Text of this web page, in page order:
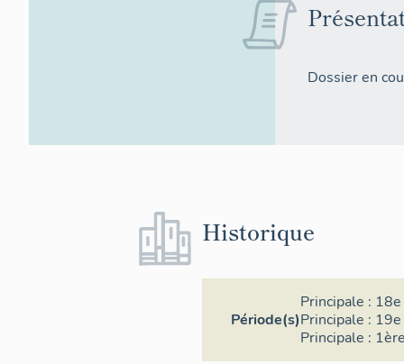
Dossier en
Historique
Période(s)
Principale :
Principale :
Principale :